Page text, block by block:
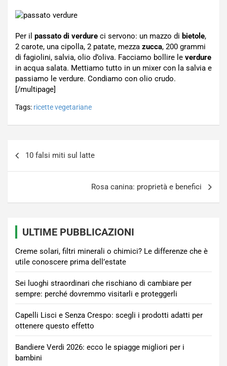
Per il passato di verdure ci servono: un mazzo di bietole,
2 carote, una cipolla, 2 patate, mezza zucca, 200 grammi
di fagiolini, salvia, olio d’oliva. Facciamo bollire le verdure
in acqua salata. Mettiamo tutto in un mixer con la salvia e
passiamo le verdure. Condiamo con olio crudo.
[/multipage]
Tags: ricette vegetariane
10 falsi miti sul latte
Rosa canina: proprietà e benefici
ULTIME PUBBLICAZIONI
Creme solari, filtri minerali o chimici? Le differenze che è
utile conoscere prima dell’estate
Sei luoghi straordinari che rischiano di cambiare per
sempre: perché dovremmo visitarli e proteggerli
Capelli Lisci e Senza Crespo: scegli i prodotti adatti per
ottenere questo effetto
Bandiere Verdi 2026: ecco le spiagge migliori per i
bambini